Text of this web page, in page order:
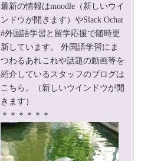
最新の情報はmoodle （新しいウイ
ンドウが開きます）やSlack Ochat
#外国語学習と留学応援で随時更
新しています。 外国語学習にま
つわるあれこれや話題の動画等を
紹介している スタッフのブログは
こちら。
（新しいウインドウが開
きます）
＊＊＊＊＊＊